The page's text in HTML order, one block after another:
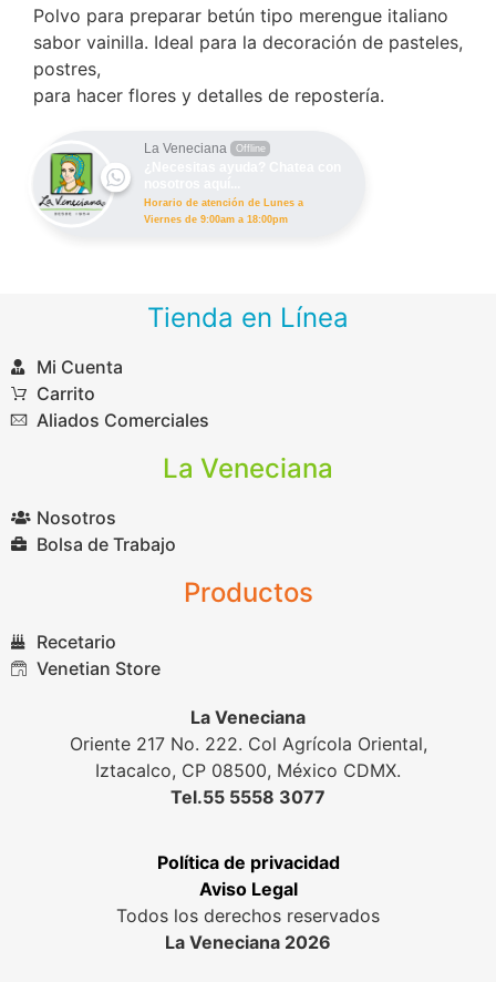
Polvo para preparar betún tipo merengue italiano
sabor vainilla. Ideal para la decoración de pasteles,
postres,
para hacer flores y detalles de repostería.
La Veneciana Offline
Horario de atención de Lunes a
Viernes de 9:00am a 18:00pm
Tienda en Línea
Mi Cuenta
Carrito
Aliados Comerciales
La Veneciana
Nosotros
Bolsa de Trabajo
Productos
Recetario
Venetian Store
La Veneciana
Oriente 217 No. 222. Col Agrícola Oriental,
Iztacalco, CP 08500, México CDMX.
Tel.55 5558 3077
Política de privacidad
Aviso Legal
Todos los derechos reservados
La Veneciana 2026